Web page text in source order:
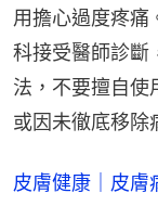
用擔心過度疼痛
科接受醫師診斷
法，不要擅自使
或因未徹底移除
皮膚健康｜皮膚